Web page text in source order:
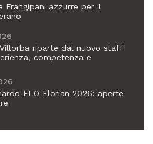
Frangipani azzurre per il
Villorba riparte dal nuovo staff
competenza e
FLO Florian 2026: aperte